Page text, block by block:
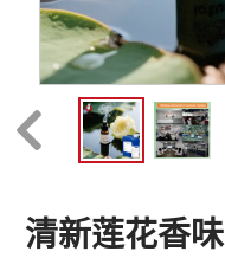
清新莲花香味